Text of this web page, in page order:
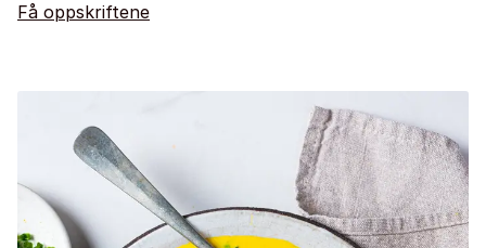
Få oppskriftene